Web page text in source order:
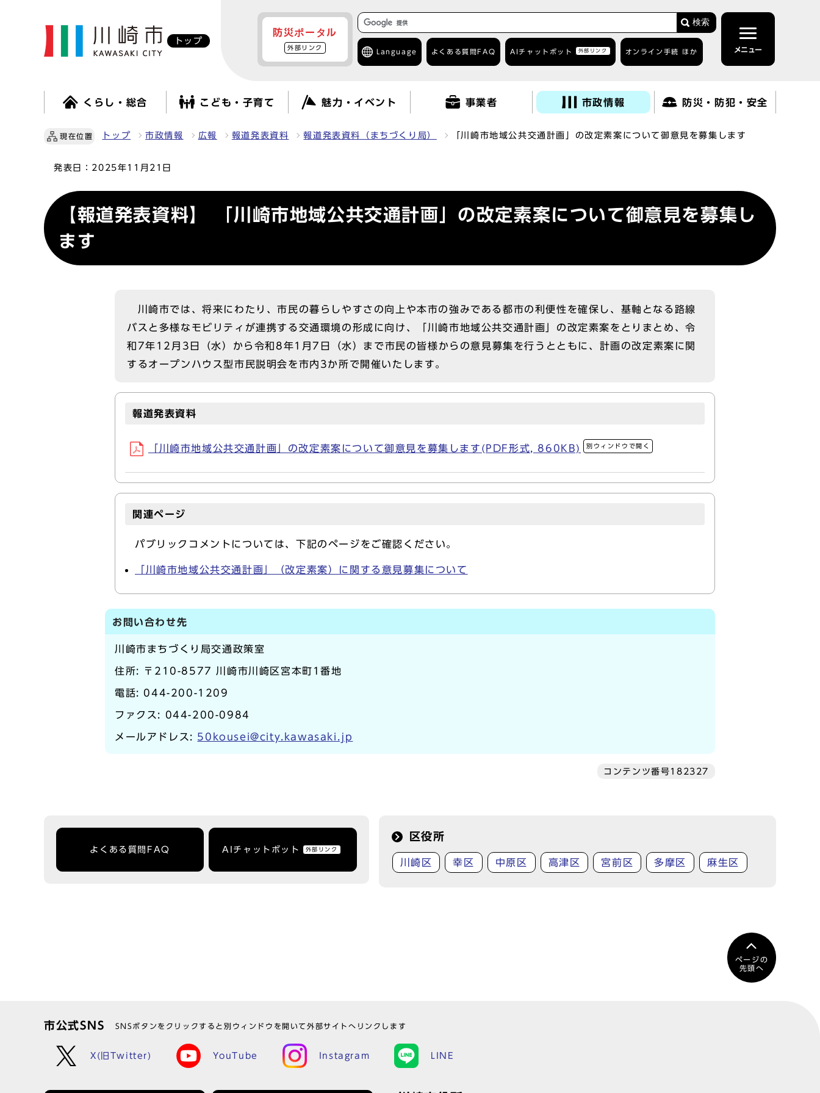
トップ
防災ポータル
外部リンク
検索
Language よくある質問 FAQ AIチャットボット 外部リンク オンライン手続 ほか メニュー
くらし・総合 こども・子育て 魅力・イベント 事業者 市政情報 防災・防犯・安全
現在位置 トップ 市政情報 広報 報道発表資料 報道発表資料（まちづくり局） 「川崎市地域公共交通計画」の改定素案について御意見を募集します
発表日： 2025年11月21日
【報道発表資料】 「川崎市地域公共交通計画」の改定素案について御意見を募集し
ます
川崎市では、将来にわたり、市民の暮らしやすさの向上や本市の強みである都市の利便性を確保し、基軸となる路線
バスと多様なモビリティが連携する交通環境の形成に向け、「川崎市地域公共交通計画」の改定素案をとりまとめ、令
和7年12月3日（水）から令和8年1月7日（水）まで市民の皆様からの意見募集を行うとともに、計画の改定素案に関
するオープンハウス型市民説明会を市内3か所で開催いたします。
報道発表資料
「川崎市地域公共交通計画」の改定素案について御意見を募集します(PDF形式, 860KB) 別ウィンドウで開く
関連ページ
パブリックコメントについては、下記のページをご確認ください。
「川崎市地域公共交通計画」（改定素案）に関する意見募集について
お問い合わせ先
川崎市まちづくり局交通政策室
住所: 〒210-8577 川崎市川崎区宮本町1番地
電話: 044-200-1209
ファクス: 044-200-0984
メールアドレス: 50kousei@city.kawasaki.jp
コンテンツ番号182327
よくある質問FAQ AIチャットボット 外部リンク
区役所
川崎区 幸区 中原区 高津区 宮前区 多摩区 麻生区
ページの
先頭へ
市公式SNS SNSボタンをクリックすると別ウィンドウを開いて外部サイトへリンクします
X(旧Twitter) YouTube Instagram LINE